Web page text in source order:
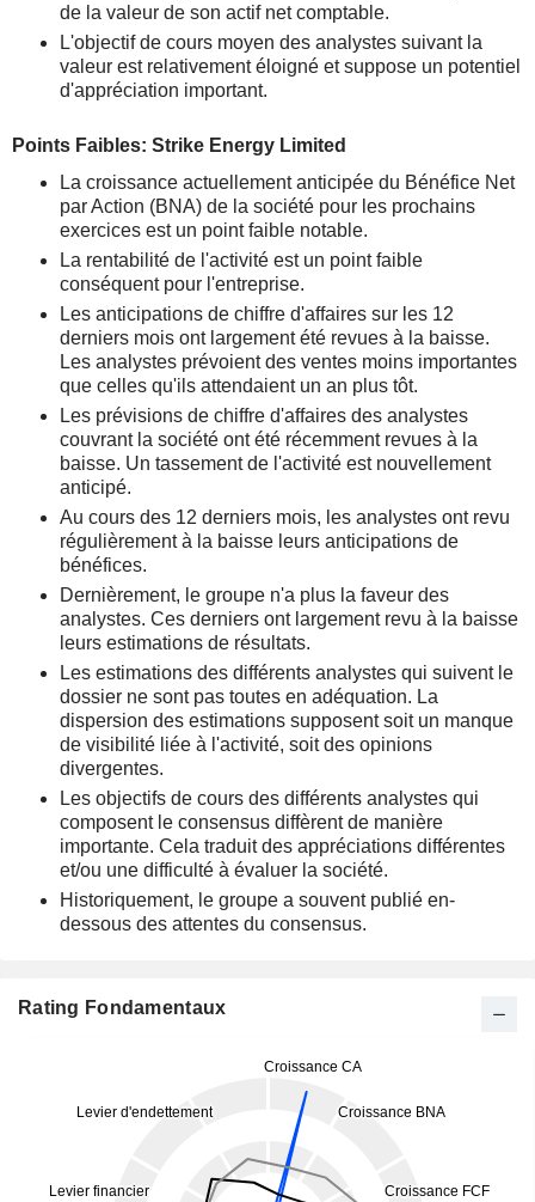
de la valeur de son actif net comptable.
L'objectif de cours moyen des analystes suivant la
valeur est relativement éloigné et suppose un potentiel
d'appréciation important.
Points Faibles: Strike Energy Limited
La croissance actuellement anticipée du Bénéfice Net
par Action (BNA) de la société pour les prochains
exercices est un point faible notable.
La rentabilité de l'activité est un point faible
conséquent pour l'entreprise.
Les anticipations de chiffre d'affaires sur les 12
derniers mois ont largement été revues à la baisse.
Les analystes prévoient des ventes moins importantes
que celles qu'ils attendaient un an plus tôt.
Les prévisions de chiffre d'affaires des analystes
couvrant la société ont été récemment revues à la
baisse. Un tassement de l'activité est nouvellement
anticipé.
Au cours des 12 derniers mois, les analystes ont revu
régulièrement à la baisse leurs anticipations de
bénéfices.
Dernièrement, le groupe n'a plus la faveur des
analystes. Ces derniers ont largement revu à la baisse
leurs estimations de résultats.
Les estimations des différents analystes qui suivent le
dossier ne sont pas toutes en adéquation. La
dispersion des estimations supposent soit un manque
de visibilité liée à l'activité, soit des opinions
divergentes.
Les objectifs de cours des différents analystes qui
composent le consensus diffèrent de manière
importante. Cela traduit des appréciations différentes
et/ou une difficulté à évaluer la société.
Historiquement, le groupe a souvent publié en-
dessous des attentes du consensus.
Rating Fondamentaux